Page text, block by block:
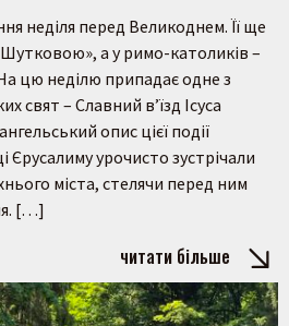
неділя перед Великоднем. Її ще
а у римо-католиків –
цю неділю припадає одне з
свят – Славний в’їзд Ісуса
опис цієї події
урочисто зустрічали
міста, стелячи перед ним
[…]
читати більше